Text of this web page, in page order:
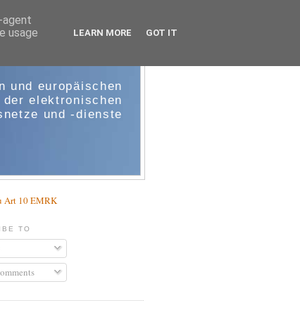
und europäischen
der elektronischen
und -dienste
Art 10 EMRK
TO
agent
usage
LEARN MORE GOT IT